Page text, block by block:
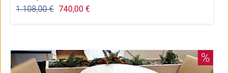
1.108,00 € 740,00 €
%